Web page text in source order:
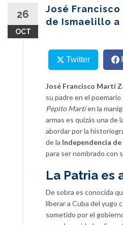
26
OCT
José Francisco
de Ismaelillo a
Twitter
José Francisco Martí
su padre en el poemario
Pepito Martíen la
armas es quizás una de
abordar por la
de la Independencia de
para ser nombrado con
La Patria es
De sobra es conocida
liberar a Cuba del yugo
sometido por el